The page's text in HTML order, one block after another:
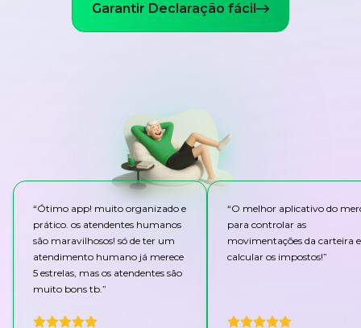
Garantir Declaração fácil
“Ótimo app! muito organizado e
prático. os atendentes humanos
são maravilhosos! só de ter um
atendimento humano já merece
5 estrelas, mas os atendentes são
muito bons tb.”
“O melhor aplicativo do
para controlar as
movimentações da carteira e
calcular os impostos!”